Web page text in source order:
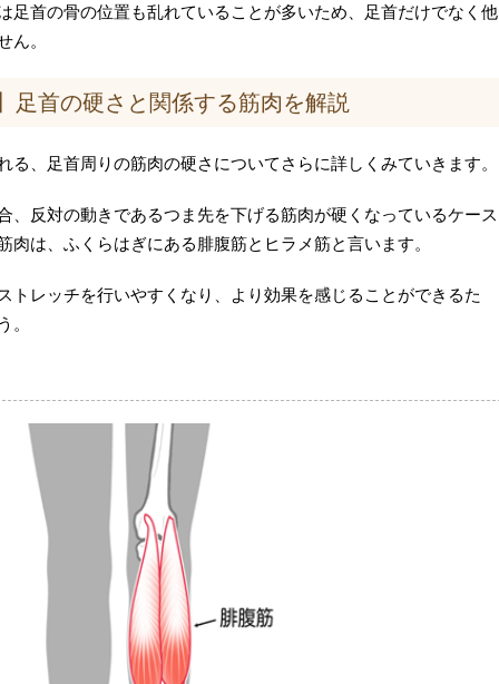
足首の骨の位置も乱れていることが多いため、足首だけでなく他
ん。
足首の硬さと関係する筋肉を解説
る、足首周りの筋肉の硬さについてさらに詳しくみていきます。
、反対の動きであるつま先を下げる筋肉が硬くなっているケース
肉は、ふくらはぎにある腓腹筋とヒラメ筋と言います。
トレッチを行いやすくなり、より効果を感じることができるた
。